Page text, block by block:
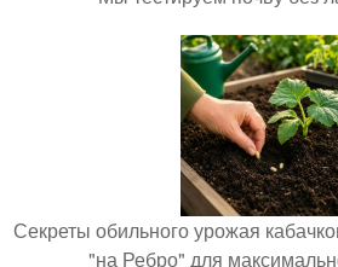
Секреты обильного урожая
"на Ребро" для